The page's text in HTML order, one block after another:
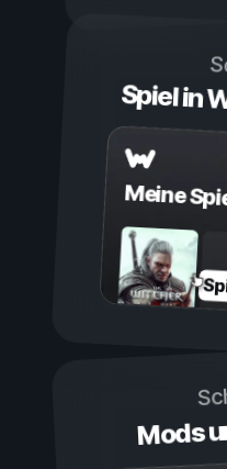
Spiel in
Meine
Mods